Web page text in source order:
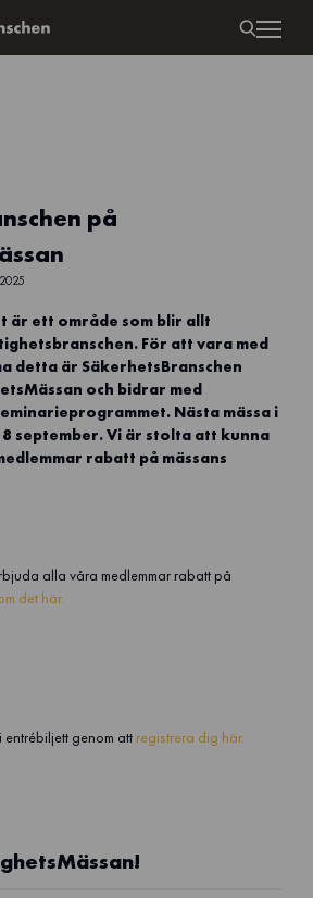
på
är ett område som blir allt
För att vara med
detta är SäkerhetsBranschen
och bidrar med
Nästa mässa i
september. Vi är stolta att kunna
rabatt på mässans
alla våra medlemmar rabatt på
det här.
genom attregistrera dig här.